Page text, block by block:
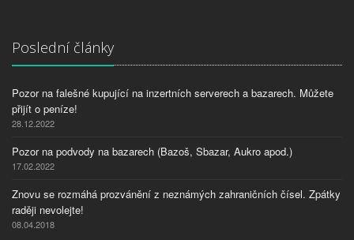
Poslední články
Pozor na falešné kupující na inzertních serverech a bazarech. Můžete
přijít o peníze!
28.12.2022
Pozor na podvody na bazarech (Bazoš, Sbazar, Aukro apod.)
17.02.2022
Znovu se rozmáhá prozvánění z neznámých zahraničních čísel. Zpátky
raději nevolejte!
08.04.2018